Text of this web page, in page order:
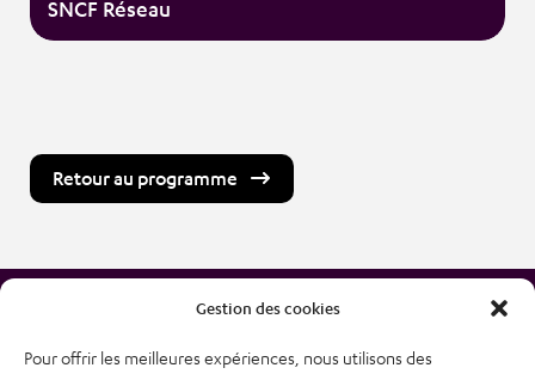
Gestion des cookies
Pour offrir les meilleures expériences, nous utilisons des
SNCF Réseau
Retour au programme